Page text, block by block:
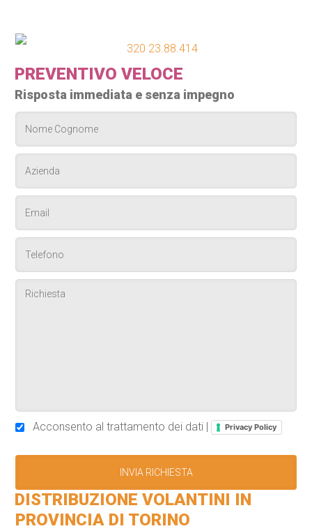
320 23.88.414
PREVENTIVO VELOCE
Risposta immediata e senza impegno
Acconsento al trattamento dei dati | Privacy Policy
DISTRIBUZIONE VOLANTINI IN
PROVINCIA DI TORINO